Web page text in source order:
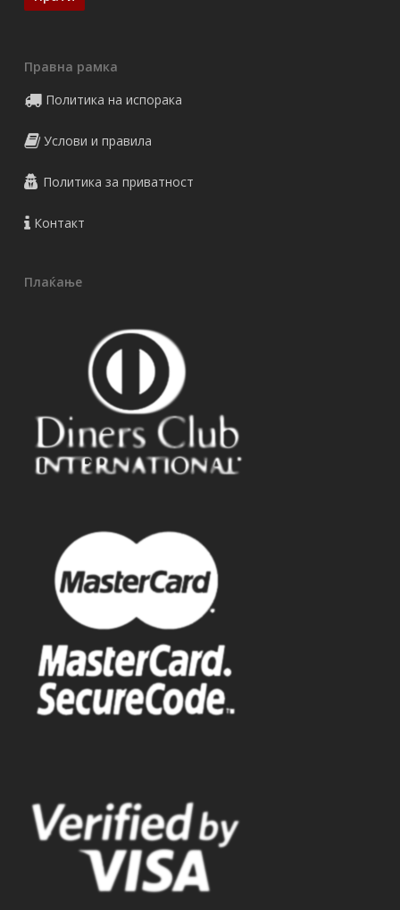
Правна рамка
Политика на испорака
Услови и правила
Политика за приватност
Контакт
Плаќање